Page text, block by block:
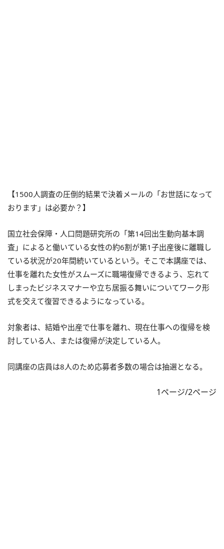
【1500人調査の圧倒的結果で決着メールの「お世話になって
おります」は必要か？】
国立社会保障・人口問題研究所の「第14回出生動向基本調
査」によると働いている女性の約6割が第1子出産後に離職し
ている状況が20年間続いているという。そこで本講座では、
仕事を離れた女性がスムーズに職場復帰できるよう、忘れて
しまったビジネスマナーや立ち居振る舞いについてワーク形
式を交えて復習できるようになっている。
対象者は、結婚や出産で仕事を離れ、現在仕事への復帰を検
討している人、または復帰が決定している人。
同講座の店員は8人のため応募者多数の場合は抽選となる。
1ページ/2ページ